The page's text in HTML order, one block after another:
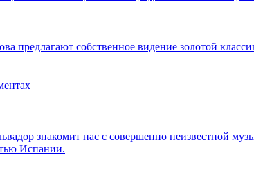
предлагают собственное видение золотой
знакомит нас с совершенно неизвестной
Испании.